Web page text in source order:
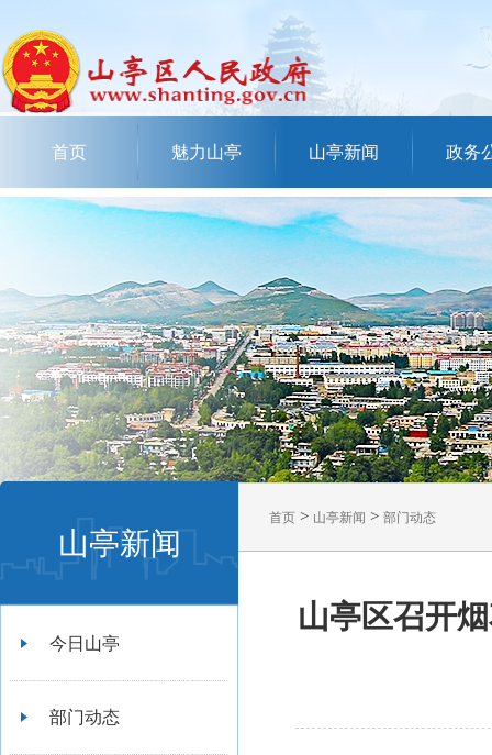
首页 魅力山亭 山亭新闻 政务
山亭新闻
今日山亭
部门动态
首页 > 山亭新闻 > 部门动态
山亭区召开